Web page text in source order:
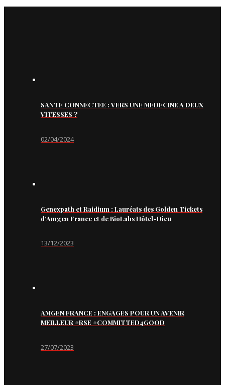
SANTE CONNECTEE : VERS UNE MEDECINE A DEUX
VITESSES ?
02/04/2024
Genexpath et Raidium : Lauréats des Golden Tickets
d’Amgen France et de BioLabs Hôtel-Dieu
13/12/2023
AMGEN FRANCE : ENGAGES POUR UN AVENIR
MEILLEUR #RSE #COMMITTED4GOOD
27/07/2023